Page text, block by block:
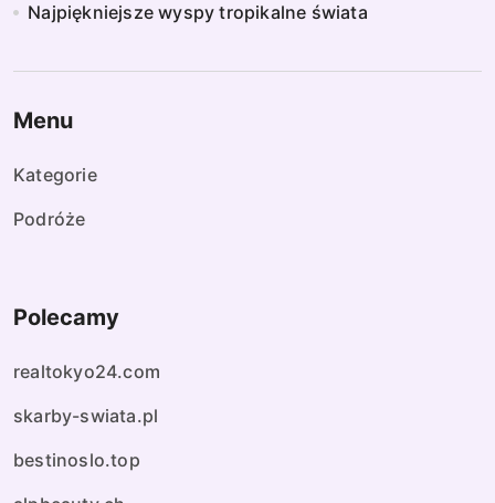
Najpiękniejsze wyspy tropikalne świata
Menu
Kategorie
Podróże
Polecamy
realtokyo24.com
skarby-swiata.pl
bestinoslo.top